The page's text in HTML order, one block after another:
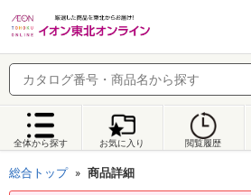
全体から探す お気に入り 閲覧履歴
総合トップ 商品詳細